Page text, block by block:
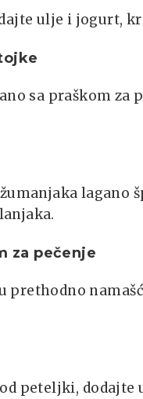
ulje i jogurt,
sa praškom za
lagano
za pečenje
prethodno
peteljki, dodajte